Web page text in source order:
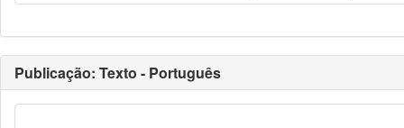
Publicação: Texto - Português